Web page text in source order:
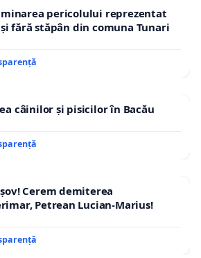
pericolului reprezentat
fără stăpân din comuna Tunari
câinilor și pisicilor în Bacău
Cerem demiterea
Petrean Lucian-Marius!